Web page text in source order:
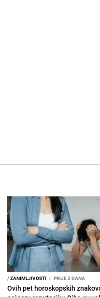
/ZANIMLJIVOSTI I PRIJE 2 DANA
Ovih pet horoskopskih